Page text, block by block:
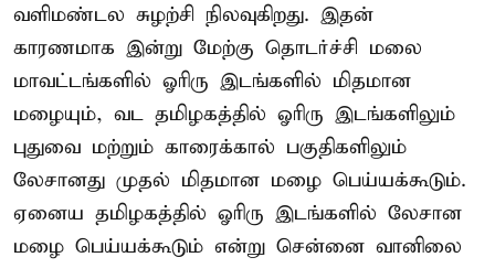
வளிமண்டல சுழற்சி நிலவுகிறது. இதன்
காரணமாக இன்று மேற்கு தொடர்ச்சி மலை
மாவட்டங்களில் ஓரிரு இடங்களில் மிதமான
மழையும், வட தமிழகத்தில் ஓரிரு இடங்களிலும்
புதுவை மற்றும் காரைக்கால் பகுதிகளிலும்
லேசானது முதல் மிதமான மழை பெய்யக்கூடும்.
ஏனைய தமிழகத்தில் ஓரிரு இடங்களில் லேசான
மழை பெய்யக்கூடும் என்று சென்னை வானிலை